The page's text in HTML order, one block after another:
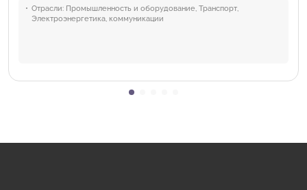
Отрасли: Промышленность и оборудование, Транспорт,
Электроэнергетика, коммуникации